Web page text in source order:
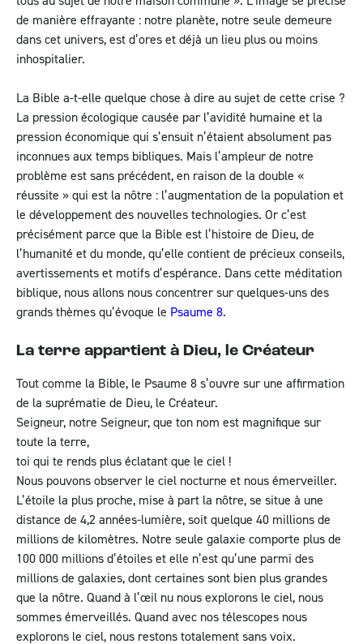
de manière effrayante : notre planète, notre seule demeure
dans cet univers, est d’ores et déjà un lieu plus ou moins
inhospitalier.
La Bible a-t-elle quelque chose à dire au sujet de cette crise ?
La pression écologique causée par l’avidité humaine et la
pression économique qui s’ensuit n’étaient absolument pas
inconnues aux temps bibliques. Mais l’ampleur de notre
problème est sans précédent, en raison de la double «
réussite » qui est la nôtre : l’augmentation de la population et
le développement des nouvelles technologies. Or c’est
précisément parce que la Bible est l’histoire de Dieu, de
l’humanité et du monde, qu’elle contient de précieux conseils,
avertissements et motifs d’espérance. Dans cette méditation
biblique, nous allons nous concentrer sur quelques-uns des
grands thèmes qu’évoque le Psaume 8.
La terre appartient à Dieu, le Créateur
Tout comme la Bible, le Psaume 8s’ouvre sur une affirmation
de la suprématie de Dieu, le Créateur.
Seigneur, notre Seigneur, que ton nom est magnifique sur
toute la terre,
toi qui te rends plus éclatant que le ciel !
Nous pouvons observer le ciel nocturne et nous émerveiller.
L’étoile la plus proche, mise à part la nôtre, se situe à une
distance de 4,2 années-lumière, soit quelque 40 millions de
millions de kilomètres. Notre seule galaxie comporte plus de
100 000 millions d’étoiles et elle n’est qu’une parmi des
millions de galaxies, dont certaines sont bien plus grandes
que la nôtre. Quand à l’œil nu nous explorons le ciel, nous
sommes émerveillés. Quand avec nos télescopes nous
explorons le ciel, nous restons totalement sans voix.